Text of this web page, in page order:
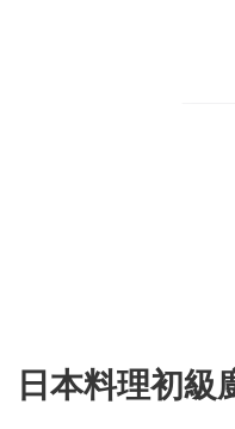
日本料理初級